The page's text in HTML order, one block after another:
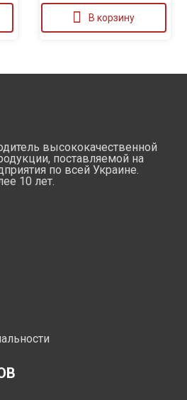
В корзину
высококачественной
поставляемой на
по всей Украине.
10 лет.